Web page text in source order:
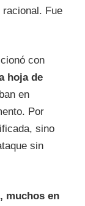
Fue
con
hoja de
en
Por
sino
sin
muchos en